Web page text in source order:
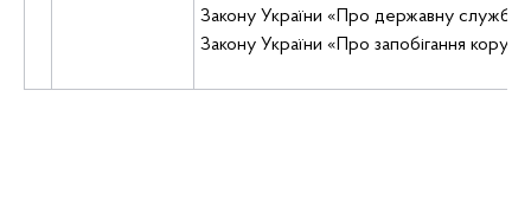
Закону України «Про державну
Закону України «Про запобігання